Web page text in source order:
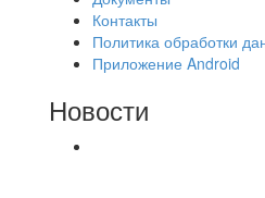
Контакты
Политика обработки
Приложение Android
Новости